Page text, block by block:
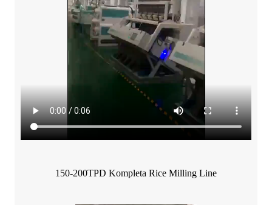
150-200TPD Kompleta Rice Milling Line